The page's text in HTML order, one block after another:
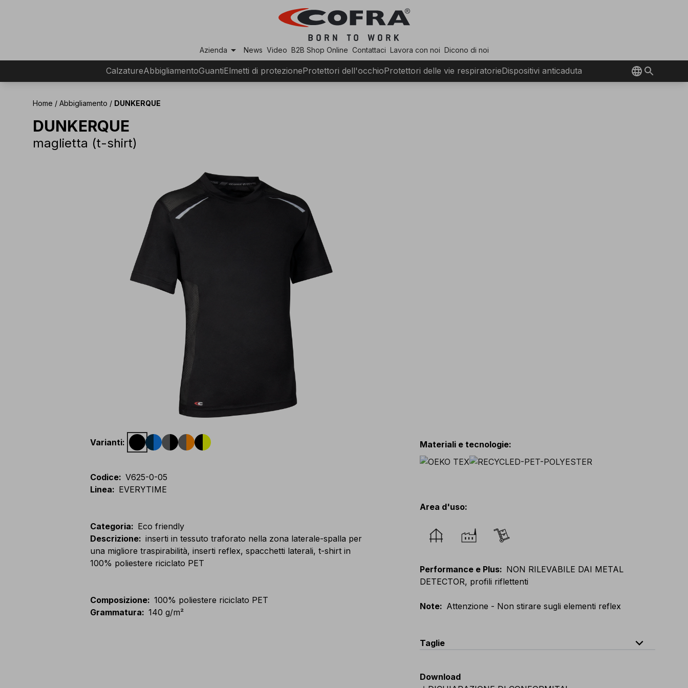
Azienda arrow_drop_down News Video B2B Shop Online Contattaci Lavora con noi Dicono di noi
CalzatureAbbigliamentoGuantiElmetti di protezioneProtettori dell'occhioProtettori delle vie respiratorieDispositivi anticaduta
Home / Abbigliamento / DUNKERQUE
DUNKERQUE
maglietta (t-shirt)
Varianti:
Codice: V625-0-05
Linea: EVERYTIME
Categoria: Eco friendly
Descrizione: inserti in tessuto traforato nella zona laterale-spalla per
una migliore traspirabilità, inserti reflex, spacchetti laterali, t-shirt in
100% poliestere riciclato PET
Composizione: 100% poliestere riciclato PET
Grammatura: 140 g/m²
Materiali e tecnologie:
Area d'uso:
Performance e Plus: NON RILEVABILE DAI METAL
DETECTOR, profili riflettenti
Note: Attenzione - Non stirare sugli elementi reflex
Taglie expand_less
Scandinavian
Download